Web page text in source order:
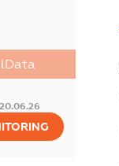
20.06.26